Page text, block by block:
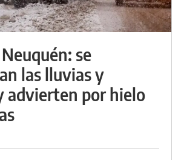
se
las lluvias y
advierten por hielo